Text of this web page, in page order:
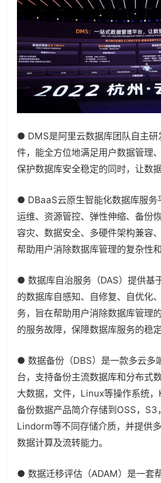
● DMS是阿里云数据库团队自主研
件，能全方位地满足用户数据管理
保护数据库安全稳定的同时，让数
● DBaaS云原生智能化数据库服务
运维、资源管控、弹性伸缩、备份
容灾、数据安全、多硬件架构兼容
帮助用户消除数据库管理的复杂性
● 数据库自治服务（DAS）提供基
的数据库自感知、自修复、自优化
务，旨在帮助用户消除数据库管理
的服务故障，保障数据库服务的稳
● 数据备份（DBS）是一款多云多
台，支持备份主流数据库和分布式
大数据，文件，Linux等操作系统
备份数据产品简介存储到OSS，S3
Lindorm等不同存储介质，并提供
数据计算及流转能力。
● 数据迁移评估（ADAM）是一套